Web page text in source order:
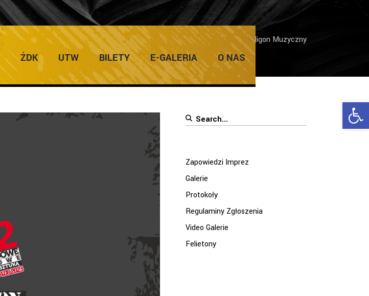
ŻDK UTW BILETY E-GALERIA O NAS
Home/ Miejska Orkiestra Dęta / Poligon Muzyczny
Search
Zapowiedzi Imprez
Galerie
Protokoły
Regulaminy Zgłoszenia
Video Galerie
Felietony